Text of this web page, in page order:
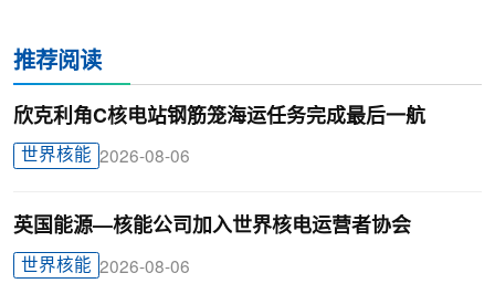
推荐阅读
欣克利角C核电站钢筋笼海运任务完成最后一航
世界核能 2026-08-06
英国能源—核能公司加入世界核电运营者协会
世界核能 2026-08-06